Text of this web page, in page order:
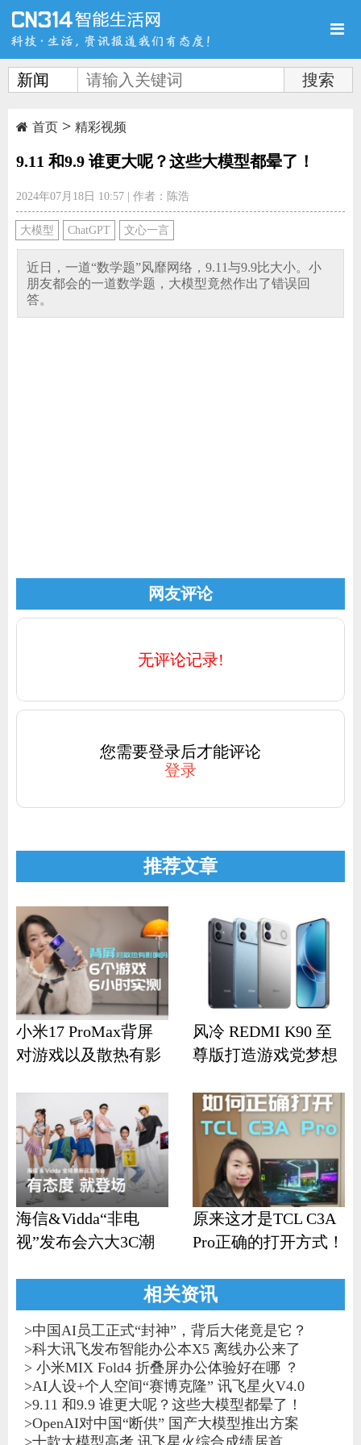
首页
导购 新闻
新闻
首页> 精彩视频
9.11 和9.9 谁更大呢？这些大模型都晕了！
2024年07月18日 10:57| 作者：陈浩
大模型 ChatGPT 文心一言
近日，一道“数学题”风靡网络，9.11与9.9比大小。小
朋友都会的一道数学题，大模型竟然作出了错误回
答。
网友评论
无评论记录!
您需要登录后才能评论
登录
推荐文章
小米17 ProMax背屏
对游戏以及散热有影
风冷 REDMI K90 至
尊版打造游戏党梦想
海信&Vidda“非电
视”发布会六大3C潮
原来这才是TCL C3A
Pro正确的打开方式！
相关资讯
>中国AI员工正式“封神”，背后大佬竟是它？
>科大讯飞发布智能办公本X5 离线办公来了
>小米MIX Fold4 折叠屏办公体验好在哪 ？
>AI人设+个人空间“赛博克隆” 讯飞星火V4.0
>9.11 和9.9 谁更大呢？这些大模型都晕了！
>OpenAI对中国“断供” 国产大模型推出方案